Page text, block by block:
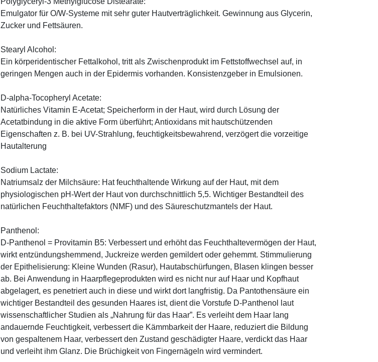
Emulgator für O/W-Systeme mit sehr guter Hautverträglichkeit. Gewinnung aus Glycerin,
Zucker und Fettsäuren.
Stearyl Alcohol:
Ein körperidentischer Fettalkohol, tritt als Zwischenprodukt im Fettstoffwechsel auf, in
geringen Mengen auch in der Epidermis vorhanden. Konsistenzgeber in Emulsionen.
D-alpha-Tocopheryl Acetate:
Natürliches Vitamin E-Acetat; Speicherform in der Haut, wird durch Lösung der
Acetatbindung in die aktive Form überführt; Antioxidans mit hautschützenden
Eigenschaften z. B. bei UV-Strahlung, feuchtigkeitsbewahrend, verzögert die vorzeitige
Hautalterung
Sodium Lactate:
Natriumsalz der Milchsäure: Hat feuchthaltende Wirkung auf der Haut, mit dem
physiologischen pH-Wert der Haut von durchschnittlich 5,5. Wichtiger Bestandteil des
natürlichen Feuchthaltefaktors (NMF) und des Säureschutzmantels der Haut.
Panthenol:
D-Panthenol = Provitamin B5: Verbessert und erhöht das Feuchthaltevermögen der Haut,
wirkt entzündungshemmend, Juckreize werden gemildert oder gehemmt. Stimmulierung
der Epithelisierung: Kleine Wunden (Rasur), Hautabschürfungen, Blasen klingen besser
ab. Bei Anwendung in Haarpflegeprodukten wird es nicht nur auf Haar und Kopfhaut
abgelagert, es penetriert auch in diese und wirkt dort langfristig. Da Pantothensäure ein
wichtiger Bestandteil des gesunden Haares ist, dient die Vorstufe D-Panthenol laut
wissenschaftlicher Studien als „Nahrung für das Haar”. Es verleiht dem Haar lang
andauernde Feuchtigkeit, verbessert die Kämmbarkeit der Haare, reduziert die Bildung
von gespaltenem Haar, verbessert den Zustand geschädigter Haare, verdickt das Haar
und verleiht ihm Glanz. Die Brüchigkeit von Fingernägeln wird vermindert.